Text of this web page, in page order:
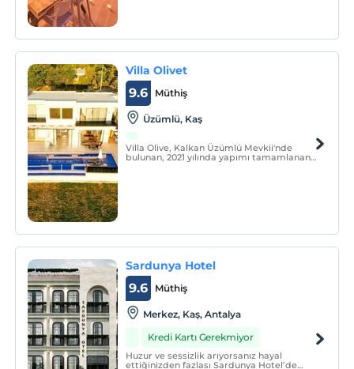
Villa Olivet
Müthiş
9.6
Üzümlü, Kaş
Villa Olive, Kalkan Üzümlü Mevkii'nde
bulunan, 2021 yılında yapımı tamamlanan,
Sardunya Hotel
Müthiş
9.6
Merkez, Kaş, Antalya
Kredi Kartı Gerekmiyor
Huzur ve sessizlik arıyorsanız hayal
ettiğinizden fazlası Sardunya Hotel’de